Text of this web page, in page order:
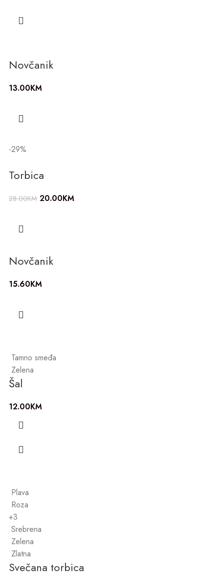
Novčanik
13.00KM
-29%
Torbica
28.00KM 20.00KM
Novčanik
15.60KM
Tamno smeđa
Zelena
Šal
12.00KM
Plava
Roza
+3
Srebrena
Zelena
Zlatna
Svečana torbica